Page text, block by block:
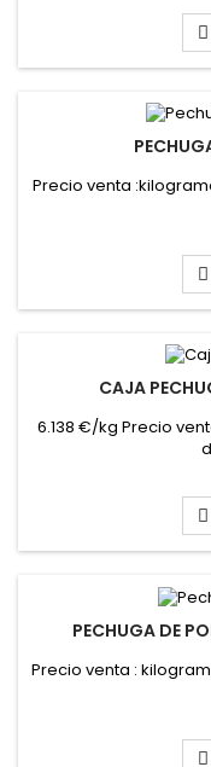

Precio venta

CAJA
6.138 €/kg Precio

PECHUGA DE
Precio venta :
